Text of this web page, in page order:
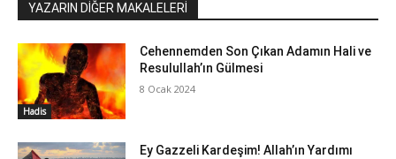
YAZARIN DİĞER MAKALELERİ
Hadis
Cehennemden Son Çıkan Adamın Hali ve
Resulullah’ın Gülmesi
8 Ocak 2024
Ey Gazzeli Kardeşim! Allah’ın Yardımı